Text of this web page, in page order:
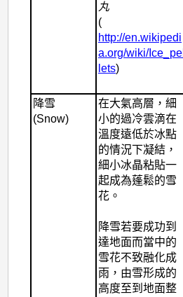
丸
(
http://en.wikipedi
a.org/wiki/Ice_pel
lets)
降雪
(Snow)
在大氣高層，細
小的過冷雲滴在
溫度遠低於冰點
的情況下凝結，
細小冰晶粘貼一
起成為蓬鬆的雪
花。
降雪若要成功到
達地面而當中的
雪花不致融化成
雨，由雪形成的
高度至到地面整